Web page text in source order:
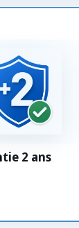
2 ans